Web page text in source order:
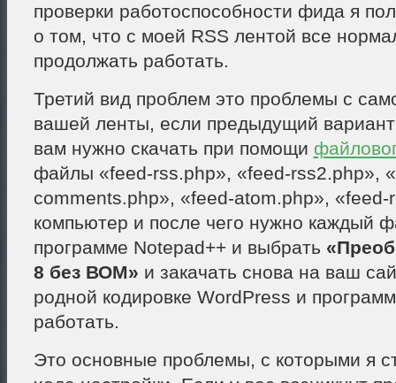
проверки работоспособности фида я
о том, что с моей RSS лентой все
продолжать работать.
Третий вид проблем это проблемы с
вашей ленты, если предыдущий
вам нужно скачать при помощи
файлы «feed-rss.php», «feed-rss2.php»,
comments.php», «feed-atom.php», «feed-
компьютер и после чего нужно каждый
программе Notepad++ и выбрать
8 без ВОМ» и закачать снова на ваш
родной кодировке WordPress и
работать.
Это основные проблемы, с которыми я